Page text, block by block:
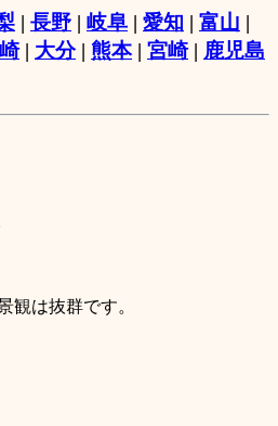
| 長野 | 岐阜 | 愛知 | 富山 |
| 大分| 熊本| 宮崎| 鹿児島
観は抜群です。